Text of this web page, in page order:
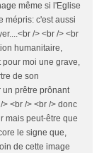
même si l'Eglise
mépris: c'est aussi
/> <br /> <br
humanitaire,
pour moi une grave,
de son
un prêtre prônant
> <br /> <br /> donc
mais peut-être que
le signe que,
de cette image